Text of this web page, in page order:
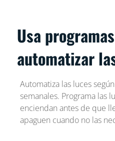
Usa
automatizar
Automatiza las luces
semanales. Programa las
enciendan antes de que
apaguen cuando no las